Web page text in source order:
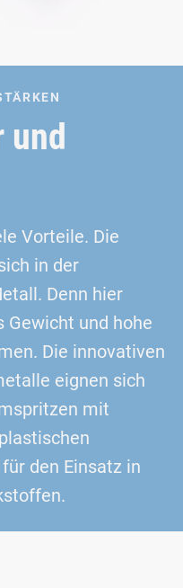
und
Vorteile. Die
in der
Denn hier
Gewicht und hohe
Die innovativen
eignen sich
mit
den Einsatz in